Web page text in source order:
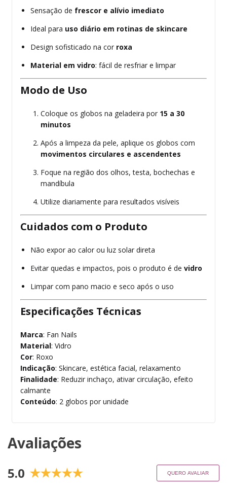
Sensação de frescor e alívio imediato
Ideal para uso diário em rotinas de skincare
Design sofisticado na cor roxa
Material em vidro: fácil de resfriar e limpar
Modo de Uso
Coloque os globos na geladeira por 15 a 30
minutos
Após a limpeza da pele, aplique os globos com
movimentos circulares e ascendentes
Foque na região dos olhos, testa, bochechas e
mandíbula
Utilize diariamente para resultados visíveis
Cuidados com o Produto
Não expor ao calor ou luz solar direta
Evitar quedas e impactos, pois o produto é de vidro
Limpar com pano macio e seco após o uso
Especificações Técnicas
Marca: Fan Nails
Material: Vidro
Cor: Roxo
Indicação: Skincare, estética facial, relaxamento
Finalidade: Reduzir inchaço, ativar circulação, efeito
calmante
Conteúdo: 2 globos por unidade
Avaliações
5.0 QUERO AVALIAR